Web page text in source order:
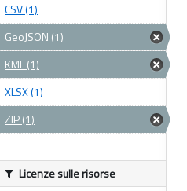
CSV (1)
GeoJSON (1)
KML (1)
XLSX (1)
ZIP (1)
Licenze sulle risorse